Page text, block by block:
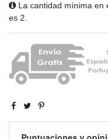
La cantidad mínima en
es 2.